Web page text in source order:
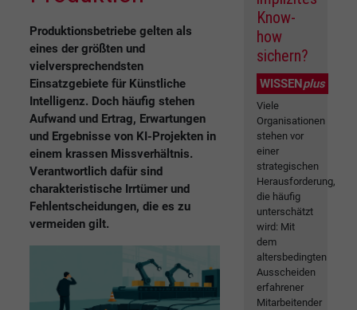
Produktionsbetriebe gelten als
eines der größten und
vielversprechendsten
Einsatzgebiete für Künstliche
Intelligenz. Doch häufig stehen
Aufwand und Ertrag, Erwartungen
und Ergebnisse von KI-Projekten in
einem krassen Missverhältnis.
Verantwortlich dafür sind
charakteristische Irrtümer und
Fehlentscheidungen, die es zu
vermeiden gilt.
Know-
how
sichern?
WISSENplus
Viele
Organisationen
stehen vor
einer
strategischen
Herausforderung,
die häufig
unterschätzt
wird: Mit
dem
altersbedingten
Ausscheiden
erfahrener
Mitarbeitender